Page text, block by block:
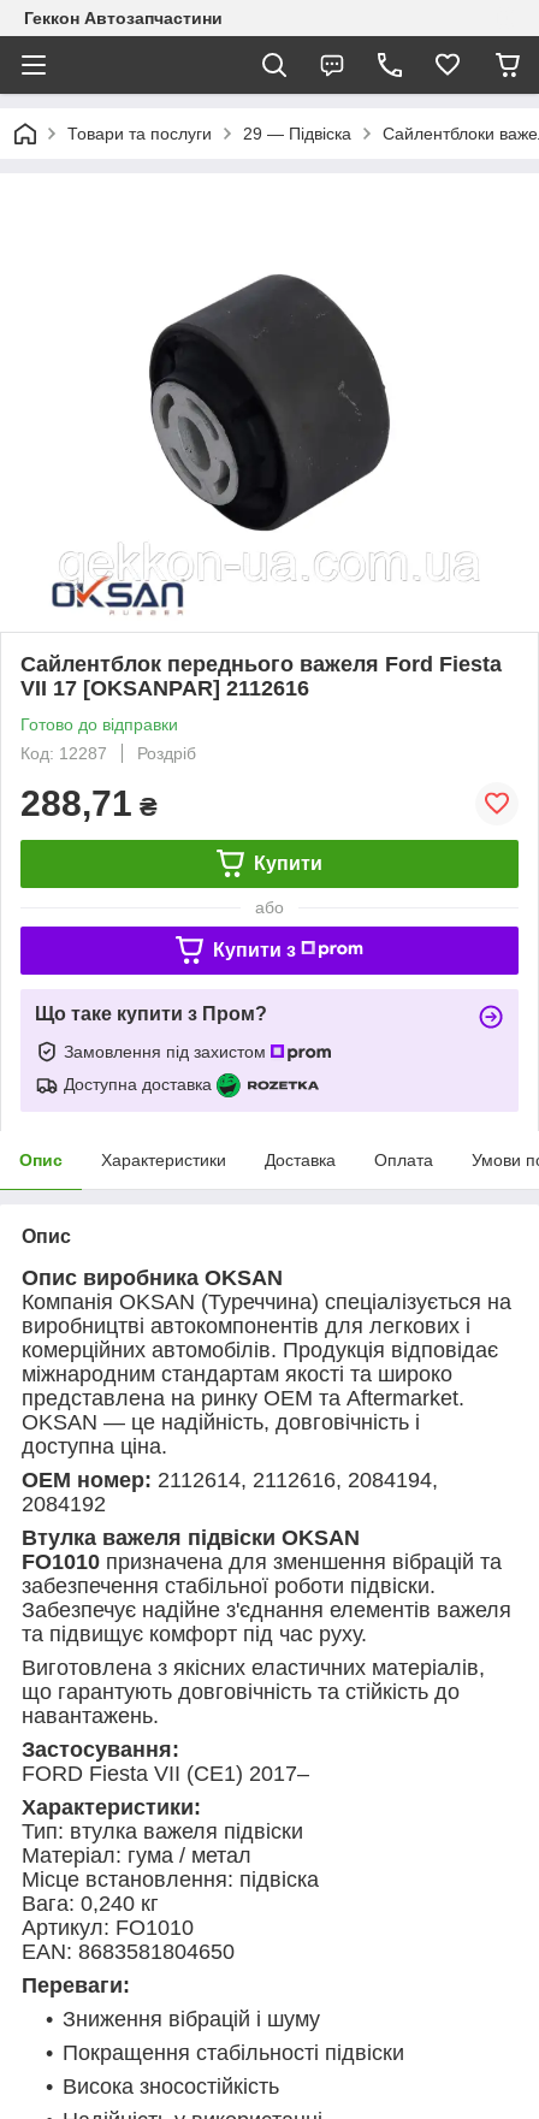
Геккон Автозапчастини
Товари та послуги 29 — Підвіска Сайлентблоки
Сайлентблок переднього важеля Ford Fiesta
VII 17 [OKSANPAR] 2112616
Готово до відправки
Код: 12287
Роздріб
288,71 ₴
Купити
або
Купити з
Що таке купити з Пром?
Замовлення під захистом
Доступна доставка
Опис Характеристики Доставка Оплата Умови
Опис
Опис виробника OKSAN
Компанія OKSAN (Туреччина) спеціалізується на
виробництві автокомпонентів для легкових і
комерційних автомобілів. Продукція відповідає
міжнародним стандартам якості та широко
представлена на ринку OEM та Aftermarket.
OKSAN — це надійність, довговічність і
доступна ціна.
OEM номер: 2112614, 2112616, 2084194,
2084192
Втулка важеля підвіски OKSAN
FO1010 призначена для зменшення вібрацій та
забезпечення стабільної роботи підвіски.
Забезпечує надійне з'єднання елементів важеля
та підвищує комфорт під час руху.
Виготовлена з якісних еластичних матеріалів,
що гарантують довговічність та стійкість до
навантажень.
Застосування:
FORD Fiesta VII (CE1) 2017–
Характеристики:
Тип: втулка важеля підвіски
Матеріал: гума / метал
Місце встановлення: підвіска
Вага: 0,240 кг
Артикул: FO1010
EAN: 8683581804650
Переваги:
Зниження вібрацій і шуму
Покращення стабільності підвіски
Висока зносостійкість